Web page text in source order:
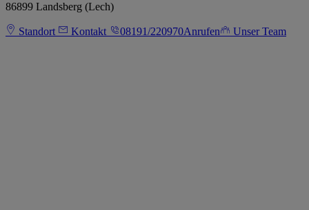
86899 Landsberg (Lech)
Standort Kontakt 08191/220970Anrufen Unser Team